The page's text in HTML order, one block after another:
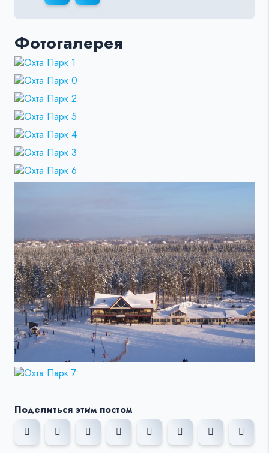
Фотогалерея
Поделиться этим постом